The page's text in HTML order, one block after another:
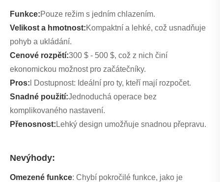
Funkce:Pouze režim s jedním chlazením.
Velikost a hmotnost:Kompaktní a lehké, což usnadňuje
pohyb a ukládání.
Cenové rozpětí:300 $ - 500 $, což z nich činí
ekonomickou možnost pro začátečníky.
Pros: l Dostupnost: Ideální pro ty, kteří mají rozpočet.
Snadné použití:Jednoduchá operace bez
komplikovaného nastavení.
Přenosnost: Lehký design umožňuje snadnou přepravu.
Nevýhody:
Omezené funkce: Chybí pokročilé funkce, jako je